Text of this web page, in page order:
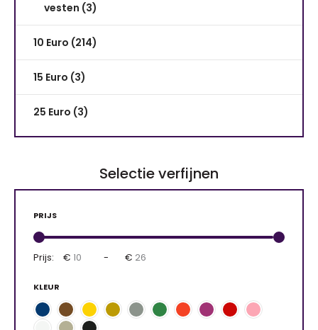
vesten (3)
10 Euro (214)
15 Euro (3)
25 Euro (3)
Selectie verfijnen
PRIJS
Prijs: € - €
KLEUR